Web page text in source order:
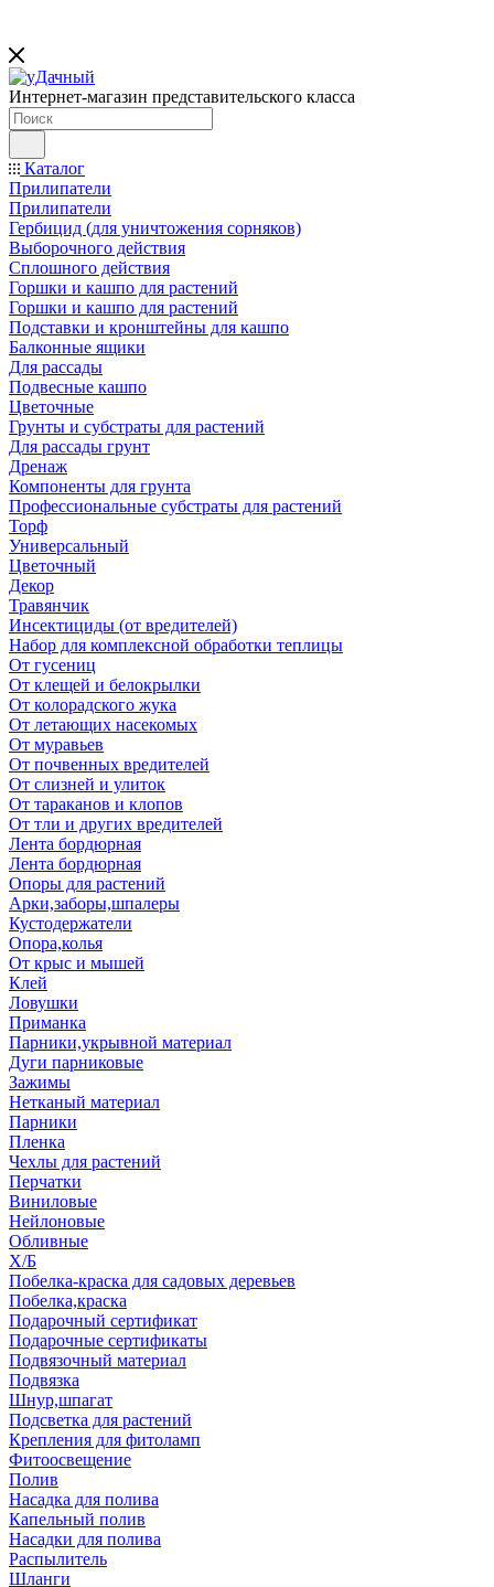
Интернет-магазин представительского класса
Каталог
Прилипатели
Прилипатели
Гербицид (для уничтожения сорняков)
Выборочного действия
Сплошного действия
Горшки и кашпо для растений
Горшки и кашпо для растений
Подставки и кронштейны для кашпо
Балконные ящики
Для рассады
Подвесные кашпо
Цветочные
Грунты и субстраты для растений
Для рассады грунт
Дренаж
Компоненты для грунта
Профессиональные субстраты для растений
Торф
Универсальный
Цветочный
Декор
Травянчик
Инсектициды (от вредителей)
Набор для комплексной обработки теплицы
От гусениц
От клещей и белокрылки
От колорадского жука
От летающих насекомых
От муравьев
От почвенных вредителей
От слизней и улиток
От тараканов и клопов
От тли и других вредителей
Лента бордюрная
Лента бордюрная
Опоры для растений
Арки,заборы,шпалеры
Кустодержатели
Опора,колья
От крыс и мышей
Клей
Ловушки
Приманка
Парники,укрывной материал
Дуги парниковые
Зажимы
Нетканый материал
Парники
Пленка
Чехлы для растений
Перчатки
Виниловые
Нейлоновые
Обливные
Х/Б
Побелка-краска для садовых деревьев
Побелка,краска
Подарочный сертификат
Подарочные сертификаты
Подвязочный материал
Подвязка
Шнур,шпагат
Подсветка для растений
Крепления для фитоламп
Фитоосвещение
Полив
Насадка для полива
Капельный полив
Насадки для полива
Распылитель
Шланги